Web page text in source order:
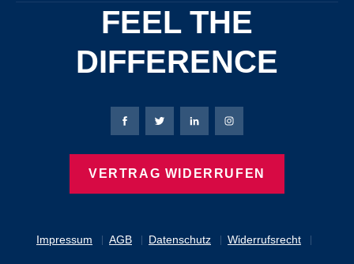
FEEL THE
DIFFERENCE
Impressum AGB Datenschutz Widerrufsrecht
Bierbaum-Proenen Facebook-Seite
Bierbaum-Proenen Twitter Seite
Bierbaum-Proenen LinkedIn
Bierbaum-Proenen
VERTRAG WIDERRUFEN